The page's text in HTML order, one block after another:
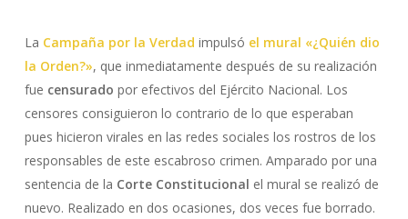
La Campaña por la Verdad impulsó el mural «¿Quién dio
la Orden?», que inmediatamente después de su realización
fue censurado por efectivos del Ejército Nacional. Los
censores consiguieron lo contrario de lo que esperaban
pues hicieron virales en las redes sociales los rostros de los
responsables de este escabroso crimen. Amparado por una
sentencia de la Corte Constitucional el mural se realizó de
nuevo. Realizado en dos ocasiones, dos veces fue borrado.